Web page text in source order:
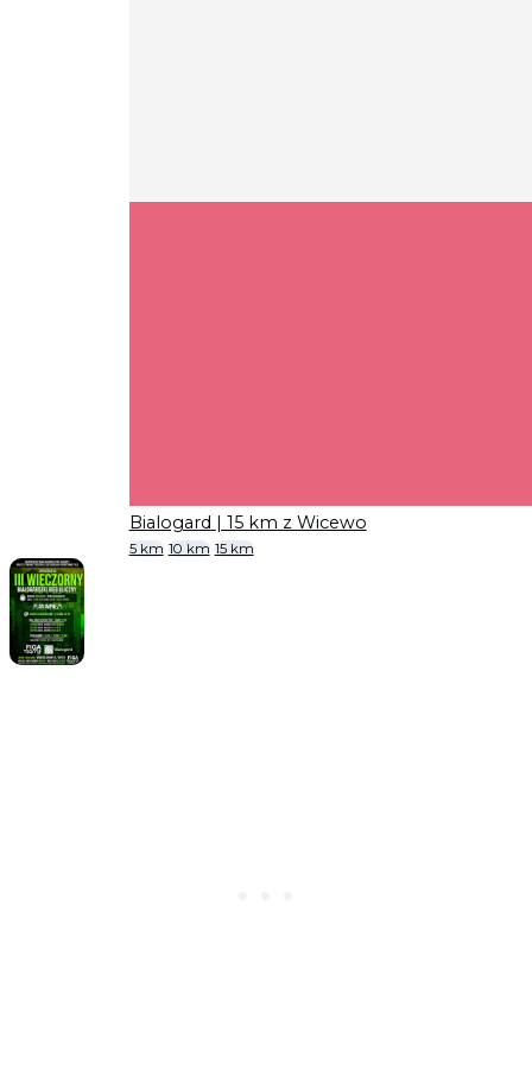
Bialogard | 15 km z Wicewo
5 km 10 km 15 km